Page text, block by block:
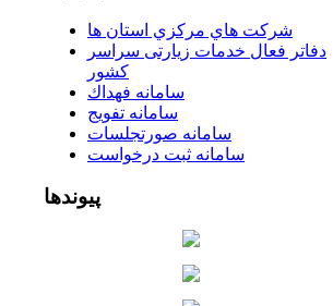
شركت هاي مركزي استان ها
دفاتر فعال خدمات زیارتی سراسر
كشور
سامانه فهداك
سامانه تفويج
سامانه صورتجلسات
سامانه ثبت درخواست
پیوندها